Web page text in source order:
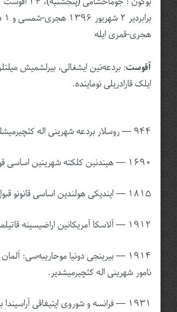
برابردیر ۲ شهریور ۱۳۹۶ هجری-شمسی و ۱ ذی‌الحجّه
هجری-قمری ایله
آقوست: بردعه‌نین ایشغالی، بیرلشمیش
ایلک قارادریلی نوماینده‌‌.
۹۴۴ — روسلار بردعه شهرینی اله کئچیرمیشلر.
۱۶۹۰ — هیندنین کلکته شهرینین اساسی قویولموشدور.
۱۸۱۵ — ایندیکی هولندین اساسی قانونو قبول ائدیلمیشدیر.
۱۹۱۲ — آلاسکا آمریکانین اراضیسینه قاتیلمیشدیر.
۱۹۱۴ — بیرینجی دونیا موحاریبه‌‌سی:
نامور شهرینی اله کئچیرمیشدیر.
۱۹۳۱ — فرانسه و شوروی ایتیفاقی